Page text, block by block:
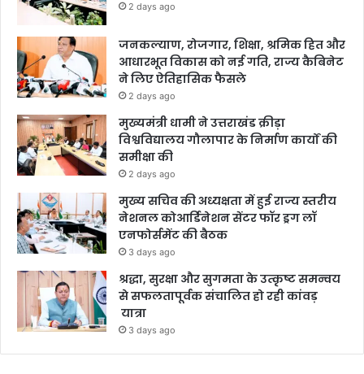
2 days ago
जनकल्याण, रोजगार, शिक्षा, श्रमिक हित और
आधारभूत विकास को नई गति, राज्य कैबिनेट
ने लिए ऐतिहासिक फैसले
2 days ago
मुख्यमंत्री धामी ने उत्तराखंड क्रीड़ा
विश्वविद्यालय गौलापार के निर्माण कार्यों की
समीक्षा की
2 days ago
मुख्य सचिव की अध्यक्षता में हुई राज्य स्तरीय
नेशनल कोआर्डिनेशन सेंटर फॉर ड्रग लॉ
एनफोर्समेंट की बैठक
3 days ago
श्रद्धा, सुरक्षा और सुगमता के उत्कृष्ट समन्वय
से सफलतापूर्वक संचालित हो रही कांवड़
यात्रा
3 days ago